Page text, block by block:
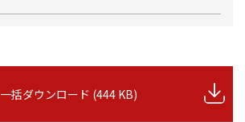
一括ダウンロード (444 KB)